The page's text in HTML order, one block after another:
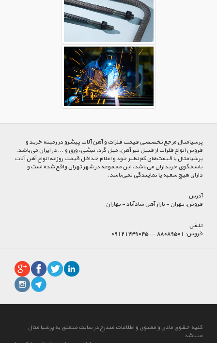
پرشیا‌متال مرجع تخصصی قیمت فلزات و آهن آلات پیشرو در زمینه خرید و
فروش انواع فلزات از قبیل تیر آهن، میل گرد، نبشی، ورق و ... در ایران می‌باشد.
پرشیامتال با قیمت‌های کم‌نظیر خود و اعلام حداقل قیمت روزانه انواع آهن آلات
پاسخگوی خریداران می‌باشد. این مجموعه در شهر تهران واقع شده است و
دارای هیچ شعبه یا نمایندگی نمی‌باشد.
آدرس
فروش:تهران - بازار آهن شادآباد - بهاران
تلفن
فروش: 88089501 --- 09121239045
کلیه حقوق مادی و معنوی و اطلاعات مندرج در سایت متعلق به پرشیا متال
میباشد